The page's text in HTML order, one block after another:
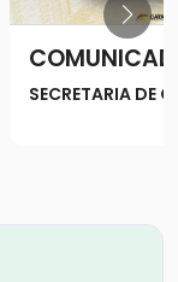
SECRETARIA DE